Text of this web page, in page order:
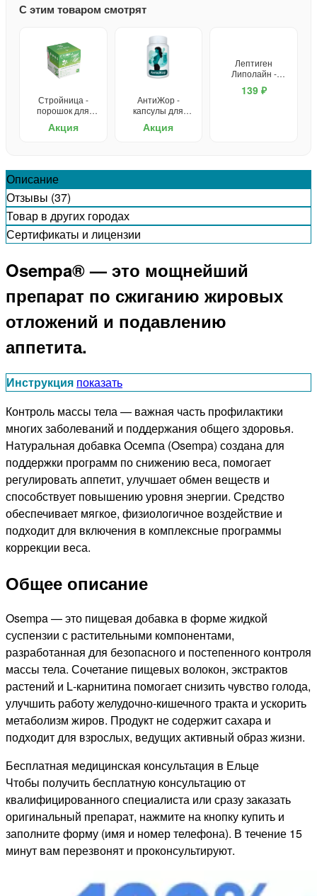
С этим товаром смотрят
Стройница -
порошок для
Акция
АнтиЖор -
капсулы для
Акция
Лептиген
Липолайн -
капсулы для
похудения
139 ₽
Описание
Отзывы (37)
Товар в других городах
Сертификаты и лицензии
Osempa® — это мощнейший
препарат по сжиганию жировых
отложений и подавлению
аппетита.
Инструкция показать
Контроль массы тела — важная часть профилактики
многих заболеваний и поддержания общего здоровья.
Натуральная добавка Осемпа (Osempa) создана для
поддержки программ по снижению веса, помогает
регулировать аппетит, улучшает обмен веществ и
способствует повышению уровня энергии. Средство
обеспечивает мягкое, физиологичное воздействие и
подходит для включения в комплексные программы
коррекции веса.
Общее описание
Osempa — это пищевая добавка в форме жидкой
суспензии с растительными компонентами,
разработанная для безопасного и постепенного контроля
массы тела. Сочетание пищевых волокон, экстрактов
растений и L‑карнитина помогает снизить чувство голода,
улучшить работу желудочно‑кишечного тракта и ускорить
метаболизм жиров. Продукт не содержит сахара и
подходит для взрослых, ведущих активный образ жизни.
Бесплатная медицинская консультация в Ельце
Чтобы получить бесплатную консультацию от
квалифицированного специалиста или сразу заказать
оригинальный препарат, нажмите на кнопку купить и
заполните форму (имя и номер телефона). В течение 15
минут вам перезвонят и проконсультируют.